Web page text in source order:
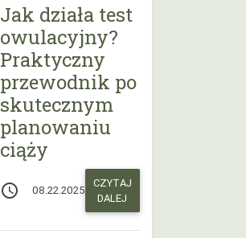
Jak działa test
owulacyjny?
Praktyczny
przewodnik po
skutecznym
planowaniu
ciąży
access_time 08.22.2025
CZYTAJ
DALEJ